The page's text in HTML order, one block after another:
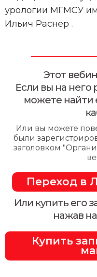
урологии МГМСУ
Ильич Раснер .
Этот
Если вы на него
можете найти
Или вы можете
были
заголовком
Переход в
Или купить его
нажав
Купить